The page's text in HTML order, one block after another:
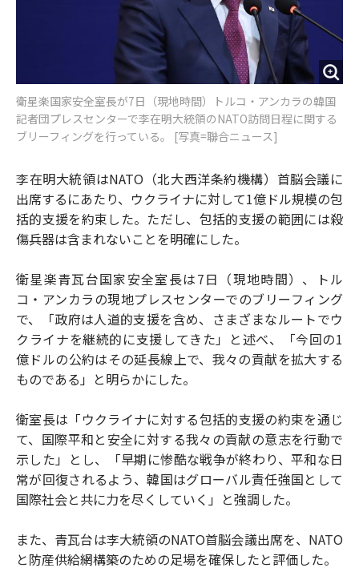
衛星楽国家安全室長が7日（現地時間）トルコ・アンカラの韓国
記者団プレスセンターで李在明大統領のNATO訪問日程に関する
ブリーフィングを行っている。 [写真=聯合ニュース]
李在明大統領はNATO（北大西洋条約機構）首脳会議に
出席するにあたり、ウクライナに対して1億ドル規模の包
括的支援を約束した。ただし、包括的支援の範囲には殺
傷兵器は含まれないことを明確にした。
衛星楽青瓦台国家安全室長は7日（現地時間）、トル
コ・アンカラの現地プレスセンターでのブリーフィング
で、「政府は人道的支援を含め、さまざまなルートでウ
クライナを継続的に支援してきた」と述べ、「今回の1
億ドルの公約はその延長線上で、我々の貢献を拡大する
ものである」と明らかにした。
衛室長は「ウクライナに対する包括的支援の約束を通じ
て、国際平和と安全に対する我々の貢献の意志を行動で
示した」とし、「早期に惨酷な戦争が終わり、平和な日
常が回復されるよう、韓国はグローバル責任強国として
国際社会と共に力を尽くしていく」と強調した。
また、青瓦台は李大統領のNATO首脳会議出席を、NATO
と防産供給網構築のための足場を確保したと評価した。